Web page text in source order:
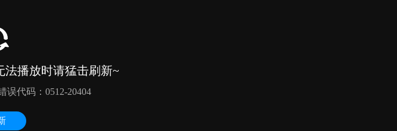
法播放时请猛击刷新~
误代码：0512-20404